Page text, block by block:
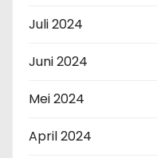
Juli 2024
Juni 2024
Mei 2024
April 2024